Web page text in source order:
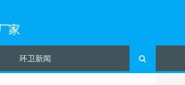
家
环卫新闻